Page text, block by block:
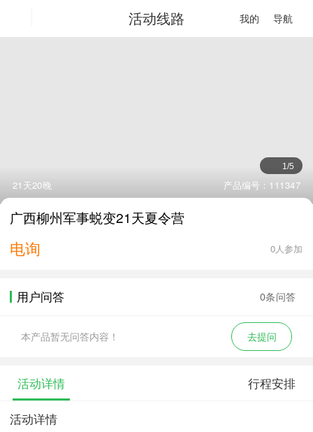
我的 导航
活动线路
1/5
21天20晚 产品编号：111347
广西柳州军事蜕变21天夏令营
电询 0人参加
用户问答 0条问答
本产品暂无问答内容！ 去提问
活动详情 行程安排
活动详情